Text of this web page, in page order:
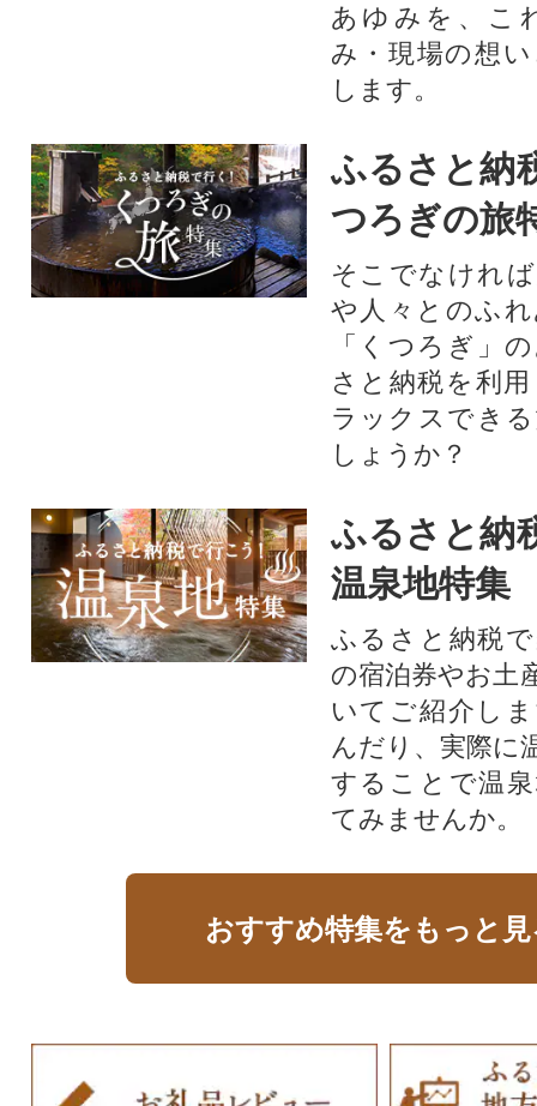
あゆみを、こ
み・現場の想
します。
ふるさと納
つろぎの旅
そこでなけれ
や人々とのふ
「くつろぎ」
さと納税を利
ラックスでき
しょうか？
ふるさと納
温泉地特集
ふるさと納税
の宿泊券やお土
いてご紹介し
んだり、実際に
することで温
てみませんか。
おすすめ特集をもっと